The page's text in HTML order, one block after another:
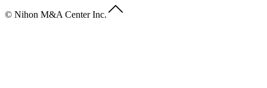
© Nihon M&A Center Inc.